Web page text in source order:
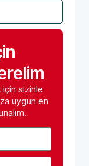
için sizinle
uygun en